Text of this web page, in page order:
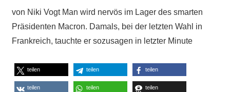
von Niki Vogt Man wird nervös im Lager des smarten
Präsidenten Macron. Damals, bei der letzten Wahl in
Frankreich, tauchte er sozusagen in letzter Minute
teilen teilen teilen
teilen teilen teilen